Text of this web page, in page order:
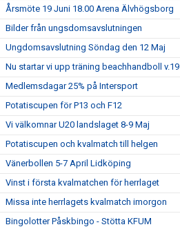
Årsmöte 19 Juni 18.00 Arena Älvhögsborg
Bilder från ungsdomsavslutningen
Ungdomsavslutning Söndag den 12 Maj
Nu startar vi upp träning beachhandboll v.19
Medlemsdagar 25% på Intersport
Potatiscupen för P13 och F12
Vi välkomnar U20 landslaget 8-9 Maj
Potatiscupen och kvalmatch till helgen
Vänerbollen 5-7 April Lidköping
Vinst i första kvalmatchen för herrlaget
Missa inte herrlagets kvalmatch imorgon
Bingolotter Påskbingo - Stötta KFUM